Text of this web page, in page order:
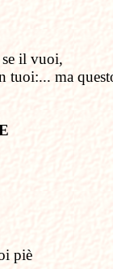
il vuoi,
tuoi:... ma
piè